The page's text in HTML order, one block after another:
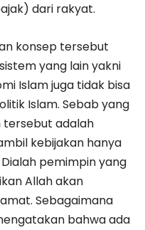
dari rakyat.
konsep tersebut
yang lain yakni
Islam juga tidak bisa
Islam. Sebab yang
tersebut adalah
kebijakan hanya
pemimpin yang
Allah akan
Sebagaimana
bahwa ada